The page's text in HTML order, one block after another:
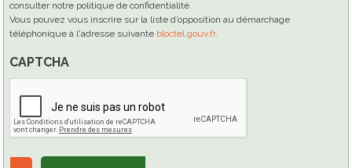
consulter notre politique de confidentialité.
Vous pouvez vous inscrire sur la liste d’opposition au démarchage
téléphonique à l'adresse suivante bloctel.gouv.fr.
CAPTCHA